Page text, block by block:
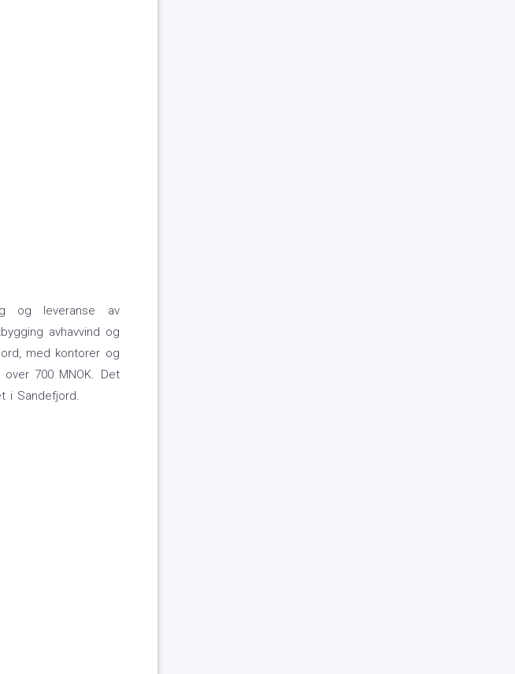
og leveranse av
avhavvind og
med kontorer og
700 MNOK. Det
i Sandefjord.